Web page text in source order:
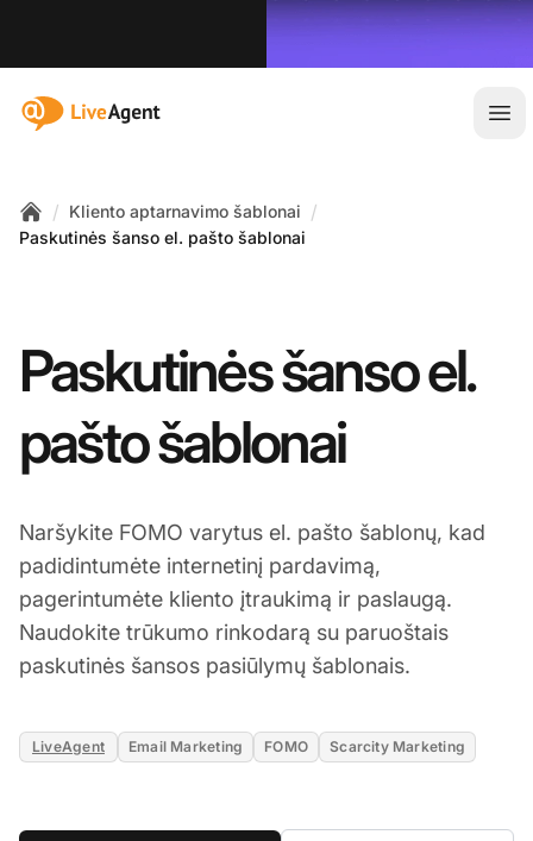
:site.title
Home
/ Kliento aptarnavimo šablonai /
Paskutinės šanso el. pašto šablonai
Paskutinės šanso el.
pašto šablonai
Naršykite FOMO varytus el. pašto šablonų, kad
padidintumėte internetinį pardavimą,
pagerintumėte kliento įtraukimą ir paslaugą.
Naudokite trūkumo rinkodarą su paruoštais
paskutinės šansos pasiūlymų šablonais.
LiveAgent Email Marketing FOMO Scarcity Marketing